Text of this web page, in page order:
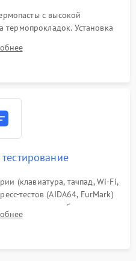
с высокой
термопрокладок. Установка
Предварительная
(клавиатура, тачпад, Wi-Fi,
тестов (AIDA64, FurMark)
режима и стабильности
нагрузкой.